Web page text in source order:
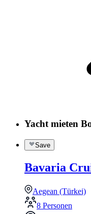
Yacht mieten
Save
Bavaria
Aegean (Türkei)
8 Personen